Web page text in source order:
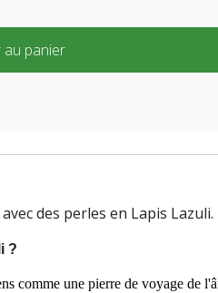
panier
des perles en Lapis Lazuli.
?
comme une pierre de voyage de